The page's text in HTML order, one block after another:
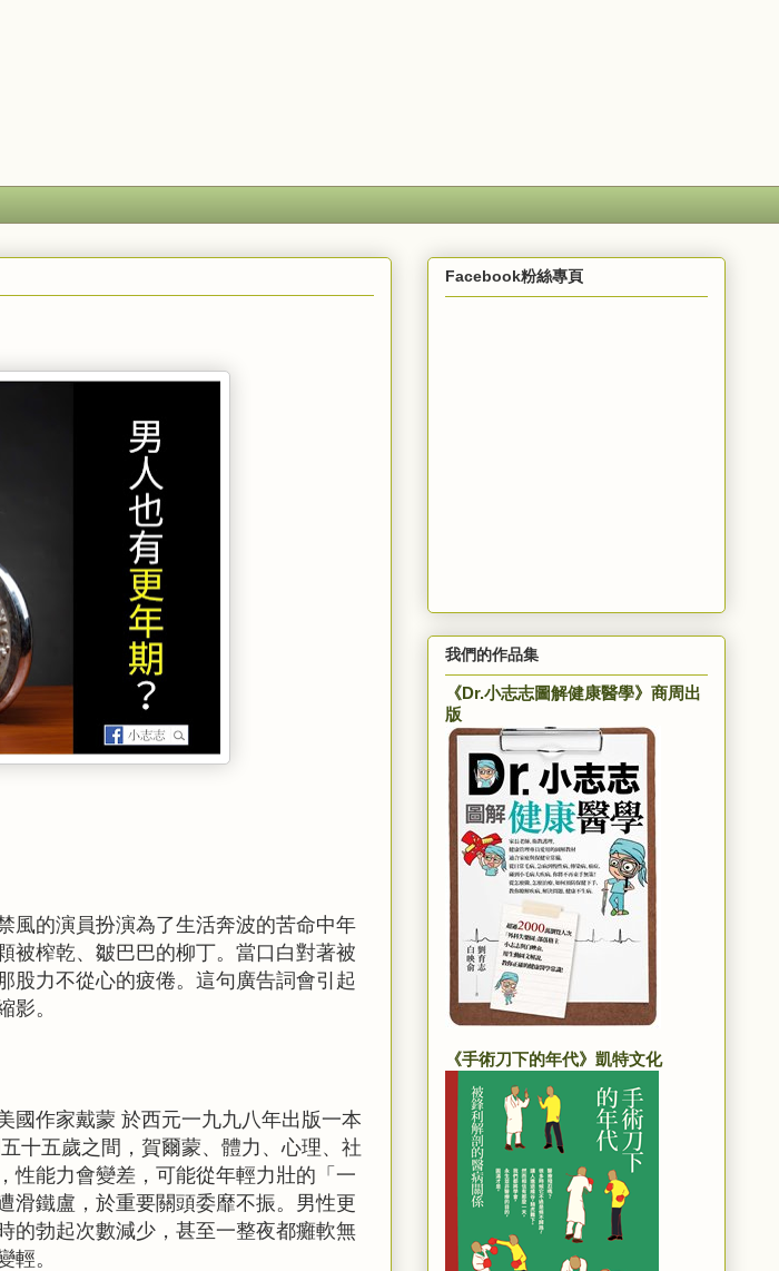
風的演員扮演為了生活奔波的苦命中年
被榨乾、皺巴巴的柳丁。當口白對著被
股力不從心的疲倦。這句廣告詞會引起
影。
國作家戴蒙 於西元一九九八年出版一本
十五歲之間，賀爾蒙、體力、心理、社
性能力會變差，可能從年輕力壯的「一
滑鐵盧，於重要關頭委靡不振。男性更
的勃起次數減少，甚至一整夜都癱軟無
輕。
Facebook粉絲專頁
我們的作品集
《Dr.小志志圖解健康醫學》商周出
版
《手術刀下的年代》凱特文化